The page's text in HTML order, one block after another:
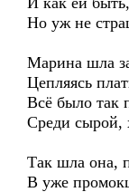
Но уж не
Марина шла
Цепляясь
Всё было так
Среди сырой,
Так шла она,
В уже